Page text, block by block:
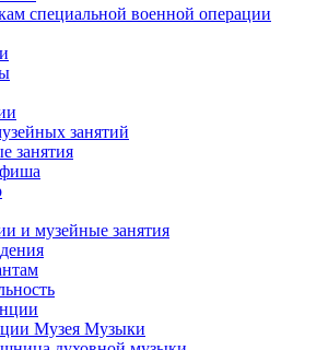
специальной военной операции
занятий
занятия
и музейные занятия
Музея Музыки